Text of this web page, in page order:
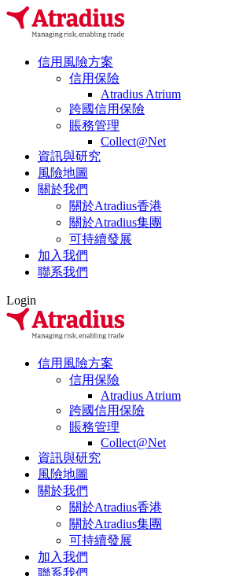
信用風險方案
信用保險
Atradius Atrium
跨國信用保險
賬務管理
Collect@Net
資訊與研究
風險地圖
關於我們
關於Atradius香港
關於Atradius集團
可持續發展
加入我們
聯系我們
Login
信用風險方案
信用保險
Atradius Atrium
跨國信用保險
賬務管理
Collect@Net
資訊與研究
風險地圖
關於我們
關於Atradius香港
關於Atradius集團
可持續發展
加入我們
聯系我們